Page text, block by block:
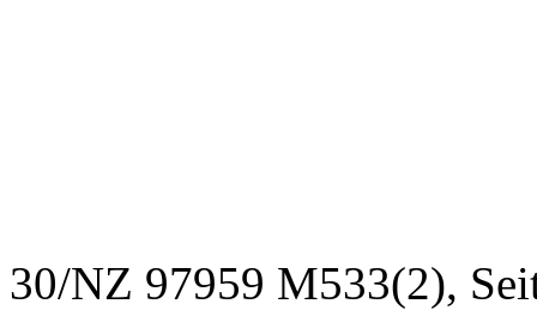
30/NZ 97959 M533(2),